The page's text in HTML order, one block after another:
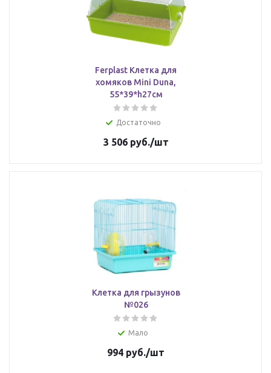
Ferplast Клетка для
хомяков Mini Duna,
55*39*h27см
Достаточно
3 506руб./шт
Клетка для грызунов
№026
Мало
994 руб./шт